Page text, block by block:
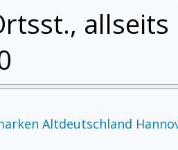
Altdeutschland